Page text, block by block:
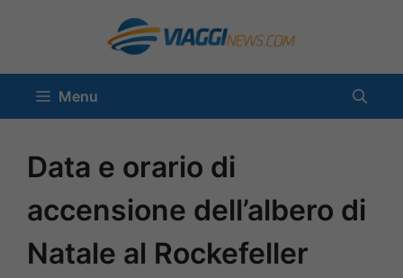
contenuto
Menu
Data e orario di
accensione dell’albero di
Natale al Rockefeller